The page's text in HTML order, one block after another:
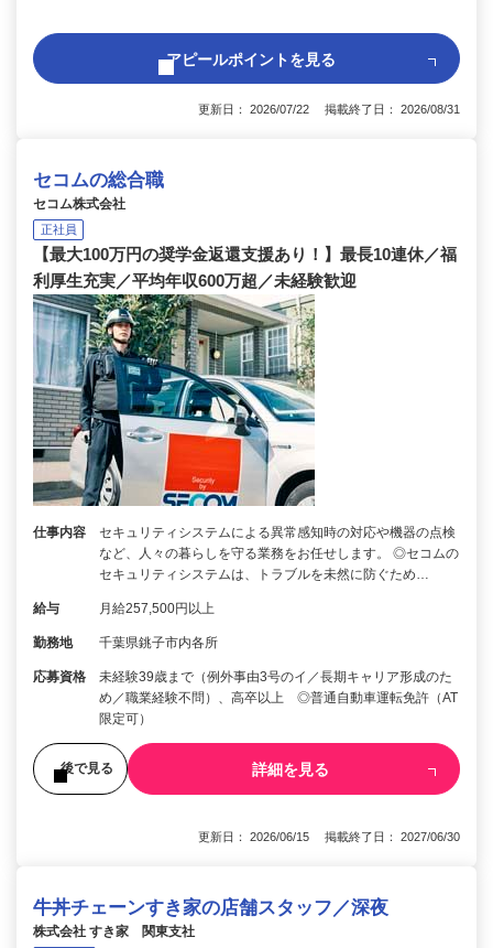
アピールポイントを見る
更新日： 2026/07/22 掲載終了日： 2026/08/31
セコムの総合職
セコム株式会社
正社員
【最大100万円の奨学金返還支援あり！】最長10連休／福
利厚生充実／平均年収600万超／未経験歓迎
仕事内容
セキュリティシステムによる異常感知時の対応や機器の点検
など、人々の暮らしを守る業務をお任せします。 ◎セコムの
セキュリティシステムは、トラブルを未然に防ぐため…
給与 月給257,500円以上
勤務地 千葉県銚子市内各所
応募資格
未経験39歳まで（例外事由3号のイ／長期キャリア形成のた
め／職業経験不問）、高卒以上 ◎普通自動車運転免許（AT
限定可）
後で見る 詳細を見る
更新日： 2026/06/15 掲載終了日： 2027/06/30
牛丼チェーンすき家の店舗スタッフ／深夜
株式会社 すき家 関東支社